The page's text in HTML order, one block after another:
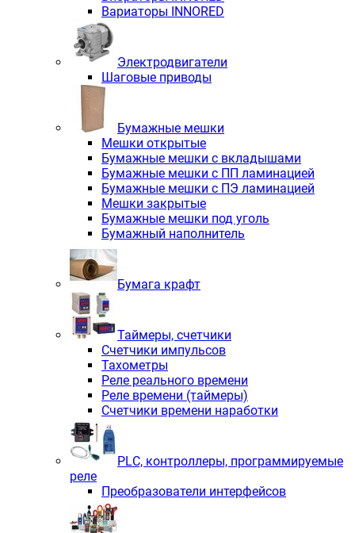
Вариаторы INNORED
Электродвигатели
Шаговые приводы
Бумажные мешки
Мешки открытые
Бумажные мешки с вкладышами
Бумажные мешки с ПП ламинацией
Бумажные мешки с ПЭ ламинацией
Мешки закрытые
Бумажные мешки под уголь
Бумажный наполнитель
Бумага крафт
Таймеры, счетчики
Счетчики импульсов
Тахометры
Реле реального времени
Реле времени (таймеры)
Счетчики времени наработки
PLС, контроллеры, программируемые
реле
Преобразователи интерфейсов